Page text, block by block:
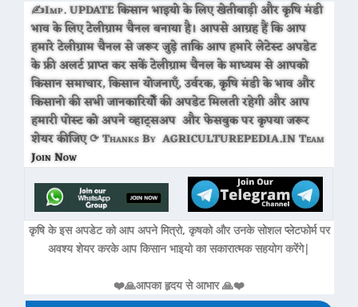
✍Imp. UPDATE किसान भाइयो के लिए खेतीबाड़ी और कृषि मंडी
भाव के लिए टेलीग्राम चैनल बनाया है। आपसे आग्रह हैं कि आप
हमारे टेलीग्राम चैनल से जरूर जुड़े ताकि आप हमारे लेटेस्ट अपडेट
के फ्री अलर्ट प्राप्त कर सकें टेलीग्राम चैनल के माध्यम से आपको
किसान समाचार, किसान योजनाएँ, उर्वरक, कृषि मंडी के भाव और
किसानो की सभी जानकारियोँ की अपडेट मिलती रहेगी और आप
हमारी पोस्ट को अपने व्हाट्सअप और फेसबुक पर कृपया जरूर
शेयर कीजिए ⟳ Thanks By AGRICULTUREPEDIA.IN Team
Join Now
कृषि के इस अपडेट को आप अपने मित्रो, कृषको और उनके सोशल प्लेटफोर्म पर
अवश्य शेयर करके आप किसान भाइयो का सकारात्मक सहयोग करेंगे|
❤️🙏आपका हृदय से आभार 🙏❤️